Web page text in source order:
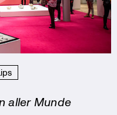
aller Munde